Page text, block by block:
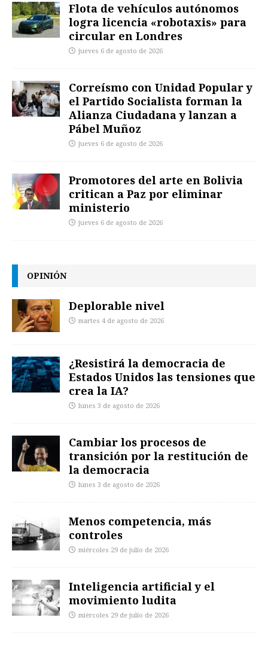
Flota de vehículos autónomos
logra licencia «robotaxis» para
circular en Londres
jueves 6 de agosto de 2026
Correísmo con Unidad Popular y
el Partido Socialista forman la
Alianza Ciudadana y lanzan a
Pábel Muñoz
jueves 6 de agosto de 2026
Promotores del arte en Bolivia
critican a Paz por eliminar
ministerio
jueves 6 de agosto de 2026
OPINIÓN
Deplorable nivel
martes 4 de agosto de 2026
¿Resistirá la democracia de
Estados Unidos las tensiones que
crea la IA?
lunes 3 de agosto de 2026
Cambiar los procesos de
transición por la restitución de
la democracia
lunes 3 de agosto de 2026
Menos competencia, más
controles
miércoles 29 de julio de 2026
Inteligencia artificial y el
movimiento ludita
miércoles 29 de julio de 2026